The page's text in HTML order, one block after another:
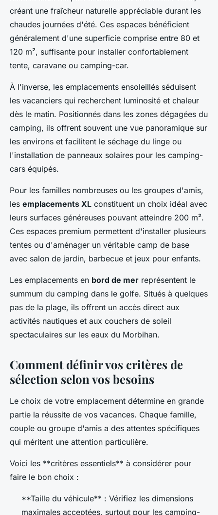
créant une fraîcheur naturelle appréciable durant les
chaudes journées d'été. Ces espaces bénéficient
généralement d'une superficie comprise entre 80 et
120 m², suffisante pour installer confortablement
tente, caravane ou camping-car.
À l'inverse, les emplacements ensoleillés séduisent
les vacanciers qui recherchent luminosité et chaleur
dès le matin. Positionnés dans les zones dégagées du
camping, ils offrent souvent une vue panoramique sur
les environs et facilitent le séchage du linge ou
l'installation de panneaux solaires pour les camping-
cars équipés.
Pour les familles nombreuses ou les groupes d'amis,
les emplacements XL constituent un choix idéal avec
leurs surfaces généreuses pouvant atteindre 200 m².
Ces espaces premium permettent d'installer plusieurs
tentes ou d'aménager un véritable camp de base
avec salon de jardin, barbecue et jeux pour enfants.
Les emplacements en bord de mer représentent le
summum du camping dans le golfe. Situés à quelques
pas de la plage, ils offrent un accès direct aux
activités nautiques et aux couchers de soleil
spectaculaires sur les eaux du Morbihan.
Comment définir vos critères de
sélection selon vos besoins
Le choix de votre emplacement détermine en grande
partie la réussite de vos vacances. Chaque famille,
couple ou groupe d'amis a des attentes spécifiques
qui méritent une attention particulière.
Voici les **critères essentiels** à considérer pour
faire le bon choix :
**Taille du véhicule** : Vérifiez les dimensions
maximales acceptées, surtout pour les camping-